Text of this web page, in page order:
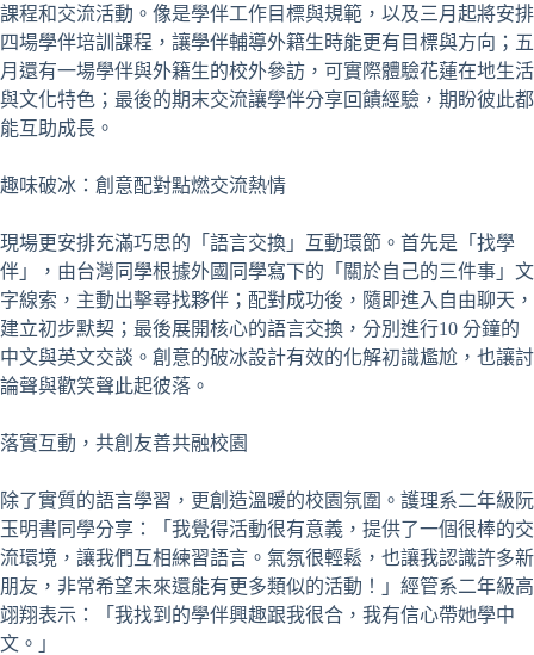
課程和交流活動。像是學伴工作目標與規範，以及三月起將安排
四場學伴培訓課程，讓學伴輔導外籍生時能更有目標與方向；五
月還有一場學伴與外籍生的校外參訪，可實際體驗花蓮在地生活
與文化特色；最後的期末交流讓學伴分享回饋經驗，期盼彼此都
能互助成長。
趣味破冰：創意配對點燃交流熱情
現場更安排充滿巧思的「語言交換」互動環節。首先是「找學
伴」，由台灣同學根據外國同學寫下的「關於自己的三件事」文
字線索，主動出擊尋找夥伴；配對成功後，隨即進入自由聊天，
建立初步默契；最後展開核心的語言交換，分別進行10 分鐘的
中文與英文交談。創意的破冰設計有效的化解初識尷尬，也讓討
論聲與歡笑聲此起彼落。
落實互動，共創友善共融校園
除了實質的語言學習，更創造溫暖的校園氛圍。護理系二年級阮
玉明書同學分享：「我覺得活動很有意義，提供了一個很棒的交
流環境，讓我們互相練習語言。氣氛很輕鬆，也讓我認識許多新
朋友，非常希望未來還能有更多類似的活動！」經管系二年級高
翊翔表示：「我找到的學伴興趣跟我很合，我有信心帶她學中
文。」